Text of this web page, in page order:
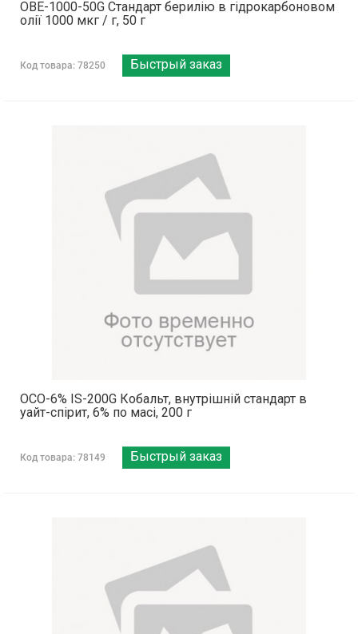
OBE-1000-50G Стандарт берилію в гідрокарбоновом
олії 1000 мкг / г, 50 г
Код товара: 78250 Быстрый заказ
OCO-6% IS-200G Кобальт, внутрішній стандарт в
уайт-спірит, 6% по масі, 200 г
Код товара: 78149 Быстрый заказ